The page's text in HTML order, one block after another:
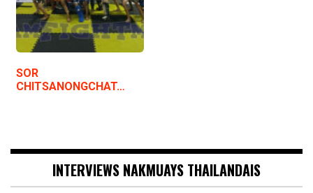
SOR
CHITSANONGCHAT…
INTERVIEWS NAKMUAYS THAILANDAIS